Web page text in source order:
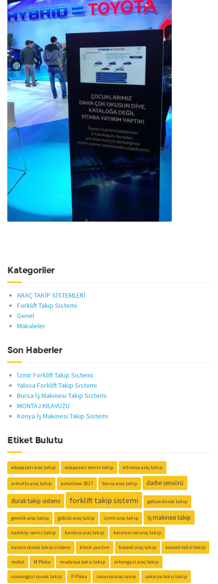
Kategoriler
ARAÇ TAKİP SİSTEMLERİ
Forklift Takip Sistemi
Genel
Makaleler
Son Haberler
İzmir Forklift Takip Sistemi
Yalova Forklift Takip Sistemi
Bursa İş Makinesi Takip Sistemi
MONTAJ KILAVUZU
Konya İş Makinesi Takip Sistemi
Etiket Bulutu
adapazarı araç takip adapazarı servis takip altınova araç takip
armutlu araç takip autoshow 2017 bursa araç takip darbe sensörü
durak takip sistemi forklift takip sistemi gebze durak takip
gemlik araç takip gölcük araç takip izmit araç takip iş makinesi takip
kadıköy servis takip kandıra araç takip karamürsel araç takip
karasu durak takip sistemi kiosk yazılım kocaeli araç takip kocaeli taksi takip
motat M Plaka mudanya taksi takip orhangazi araç takip
osmangazi durak takip P Plaka sakarya araç takip sakarya taksi takip